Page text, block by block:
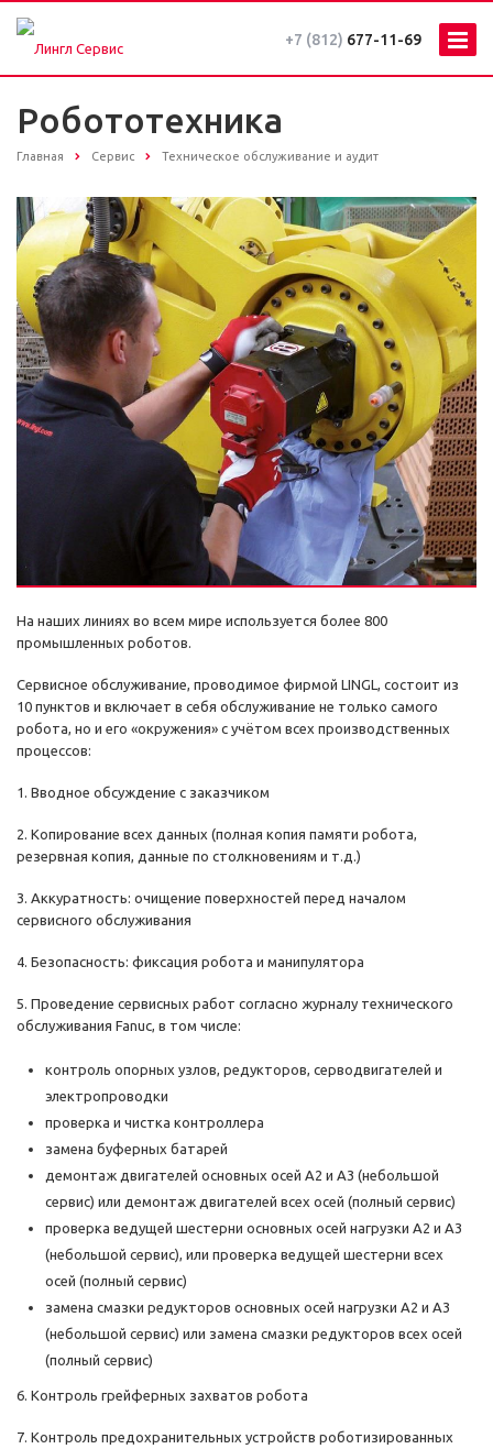
+7 (812) 677-11-69
Робототехника
Главная Сервис Техническое обслуживание и аудит
На наших линиях во всем мире используется более 800
промышленных роботов.
Сервисное обслуживание, проводимое фирмой LINGL, состоит из
10 пунктов и включает в себя обслуживание не только самого
робота, но и его «окружения» с учётом всех производственных
процессов:
1. Вводное обсуждение с заказчиком
2. Копирование всех данных (полная копия памяти робота,
резервная копия, данные по столкновениям и т.д.)
3. Аккуратность: очищение поверхностей перед началом
сервисного обслуживания
4. Безопасность: фиксация робота и манипулятора
5. Проведение сервисных работ согласно журналу технического
обслуживания Fanuc, в том числе:
контроль опорных узлов, редукторов, серводвигателей и
электропроводки
проверка и чистка контроллера
замена буферных батарей
демонтаж двигателей основных осей A2 и A3 (небольшой
сервис) или демонтаж двигателей всех осей (полный сервис)
проверка ведущей шестерни основных осей нагрузки A2 и A3
(небольшой сервис), или проверка ведущей шестерни всех
осей (полный сервис)
замена смазки редукторов основных осей нагрузки A2 и A3
(небольшой сервис) или замена смазки редукторов всех осей
(полный сервис)
6. Контроль грейферных захватов робота
7. Контроль предохранительных устройств роботизированных